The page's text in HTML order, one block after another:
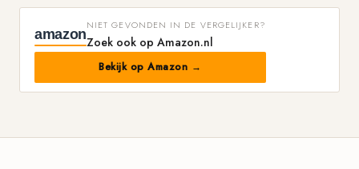
amazon
NIET GEVONDEN IN DE VERGELIJKER?
Zoek ook op Amazon.nl
Bekijk op Amazon →